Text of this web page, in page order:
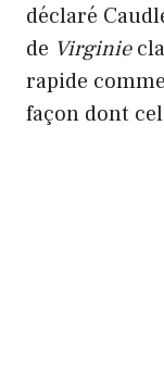
déclaré
de Virginie
rapide
façon dont